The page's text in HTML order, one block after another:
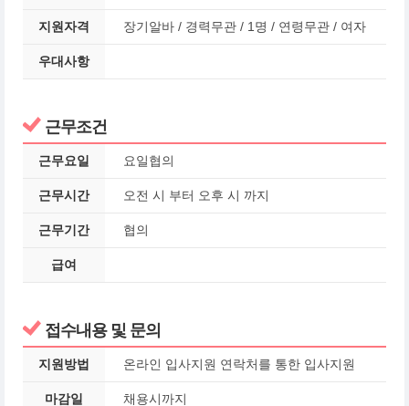
지원자격 장기알바 / 경력무관 / 1명 / 연령무관 / 여자
우대사항
근무조건
근무요일 요일협의
근무시간 오전 시 부터 오후 시 까지
근무기간 협의
급여
접수내용 및 문의
지원방법 온라인 입사지원 연락처를 통한 입사지원
마감일 채용시까지